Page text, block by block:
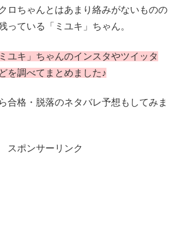
ロちゃんとはあまり絡みがないものの
っている「ミユキ」ちゃん。
ミユキ」ちゃんのインスタやツイッタ
を調べてまとめました♪
合格・脱落のネタバレ予想もしてみま
スポンサーリンク